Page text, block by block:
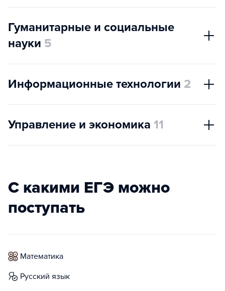
Гуманитарные и социальные
науки 5
Информационные технологии 2
Управление и экономика 11
С какими ЕГЭ можно
поступать
математика
русский язык